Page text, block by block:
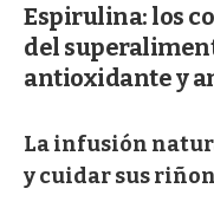
Espirulina: los
del
antioxidante y
La infusión
y cuidar sus